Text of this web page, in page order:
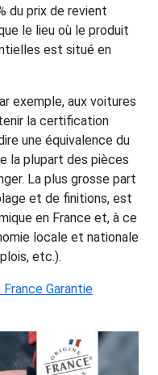
du prix de revient
le lieu où le produit
est situé en
exemple, aux voitures
la certification
une équivalence du
la plupart des pièces
La plus grosse part
et de finitions, est
en France et, à ce
locale et nationale
etc.).
Garantie